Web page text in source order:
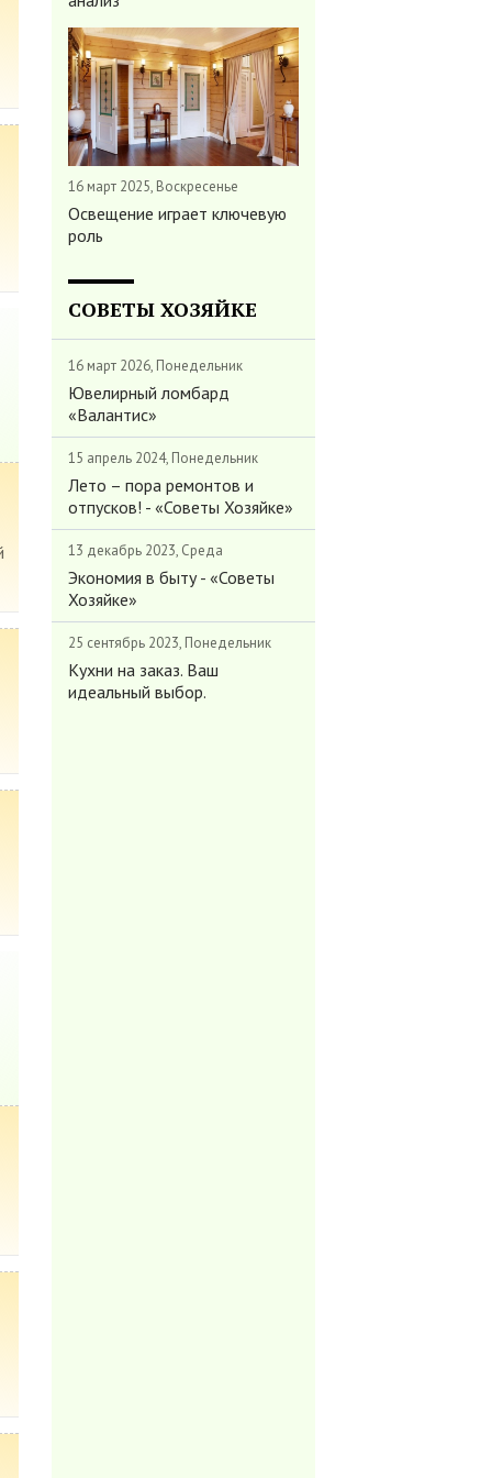
16 март 2025, Воскресенье
Освещение играет ключевую
роль
СОВЕТЫ ХОЗЯЙКЕ
16 март 2026, Понедельник
Ювелирный ломбард
«Валантис»
15 апрель 2024, Понедельник
Лето – пора ремонтов и
отпусков! - «Советы Хозяйке»
13 декабрь 2023, Среда
Экономия в быту - «Советы
Хозяйке»
25 сентябрь 2023, Понедельник
Кухни на заказ. Ваш
идеальный выбор.